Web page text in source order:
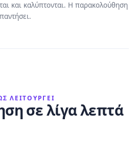
και καλύπτονται. Η παρακολούθηση
ΛΕΙΤΟΥΡΓΕΊ
σε λίγα λεπτά